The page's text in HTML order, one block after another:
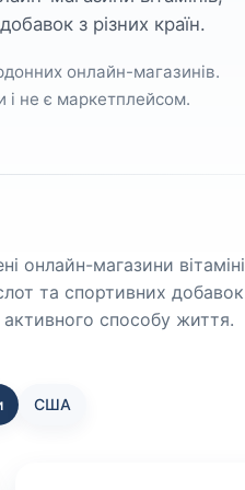
з різних країн.
онлайн-магазинів.
не є маркетплейсом.
онлайн-магазини
та спортивних добавок
способу життя.
США